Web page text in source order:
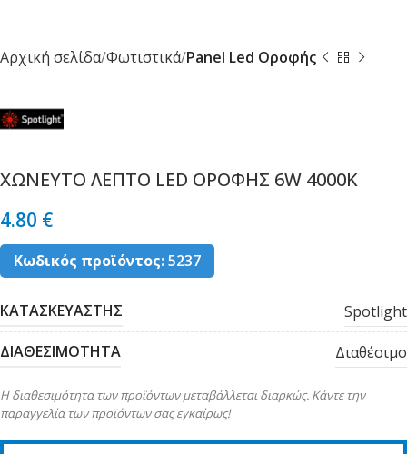
Αρχική σελίδα Φωτιστικά Panel Led Οροφής
ΧΩΝΕΥΤΟ ΛΕΠΤΟ LED ΟΡΟΦΗΣ 6W 4000K
4.80 €
Κωδικός προϊόντος:5237
ΚΑΤΑΣΚΕΥΑΣΤΗΣ Spotlight
ΔΙΑΘΕΣΙΜΟΤΗΤΑ Διαθέσιμο
Η διαθεσιμότητα των προϊόντων μεταβάλλεται διαρκώς. Κάντε την
παραγγελία των προϊόντων σας εγκαίρως!